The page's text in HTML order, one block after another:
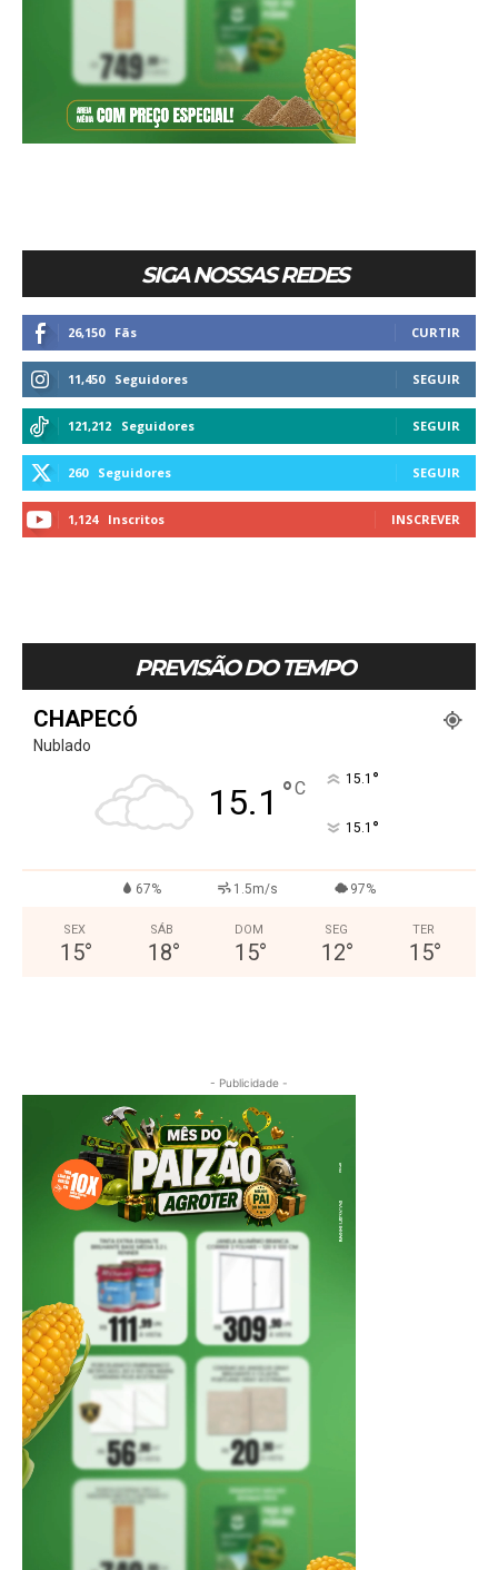
SIGA NOSSAS REDES
26,150 Fãs CURTIR
11,450 Seguidores SEGUIR
121,212 Seguidores SEGUIR
260 Seguidores SEGUIR
1,124 Inscritos INSCREVER
PREVISÃO DO TEMPO
CHAPECÓ
Nublado
15.1 °C 15.1 °
15.1 °
67% 1.5m/s 97%
SEX
15°
SÁB
18°
DOM
15°
SEG
12°
TER
15°
- Publicidade -